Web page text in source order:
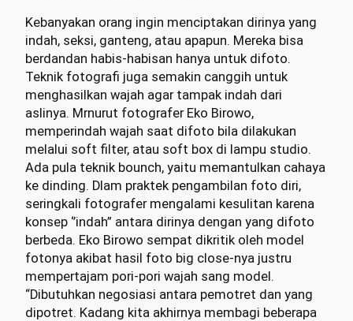
Kebanyakan orang ingin menciptakan dirinya yang
indah, seksi, ganteng, atau apapun. Mereka bisa
berdandan habis-habisan hanya untuk difoto.
Teknik fotografi juga semakin canggih untuk
menghasilkan wajah agar tampak indah dari
aslinya. Mrnurut fotografer Eko Birowo,
memperindah wajah saat difoto bila dilakukan
melalui soft filter, atau soft box di lampu studio.
Ada pula teknik bounch, yaitu memantulkan cahaya
ke dinding. Dlam praktek pengambilan foto diri,
seringkali fotografer mengalami kesulitan karena
konsep ‘’indah” antara dirinya dengan yang difoto
berbeda. Eko Birowo sempat dikritik oleh model
fotonya akibat hasil foto big close-nya justru
mempertajam pori-pori wajah sang model.
“Dibutuhkan negosiasi antara pemotret dan yang
dipotret. Kadang kita akhirnya membagi beberapa